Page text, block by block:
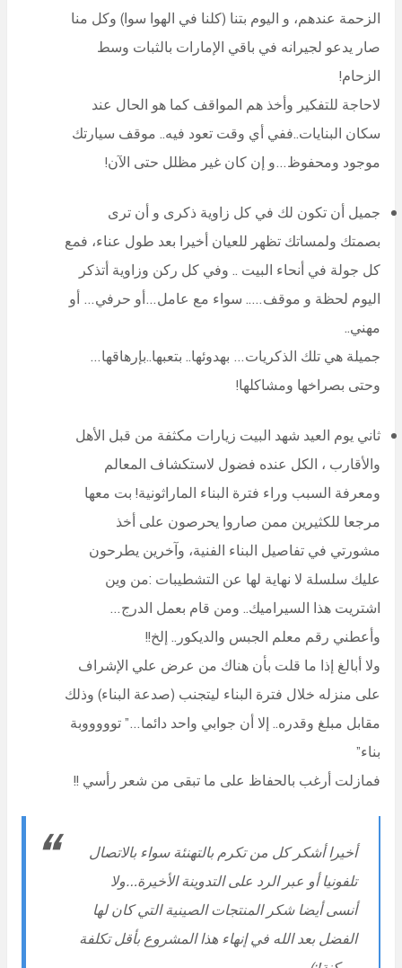
الزحمة عندهم، و اليوم بتنا (كلنا في الهوا سوا) وكل منا
صار يدعو لجيرانه في باقي الإمارات بالثبات وسط
الزحام!
لاحاجة للتفكير وأخذ هم المواقف كما هو الحال عند
سكان البنايات..ففي أي وقت تعود فيه.. موقف سيارتك
موجود ومحفوظ…و إن كان غير مظلل حتى الآن!
جميل أن تكون لك في كل زاوية ذكرى و أن ترى
بصمتك ولمساتك تظهر للعيان أخيرا بعد طول عناء، فمع
كل جولة في أنحاء البيت .. وفي كل ركن وزاوية أتذكر
اليوم لحظة و موقف….. سواء مع عامل…أو حرفي… أو
مهني..
جميلة هي تلك الذكريات… بهدوئها.. بتعبها..بإرهاقها…
وحتى بصراخها ومشاكلها!
ثاني يوم العيد شهد البيت زيارات مكثفة من قبل الأهل
والأقارب ، الكل عنده فضول لاستكشاف المعالم
ومعرفة السبب وراء فترة البناء الماراثونية! بت معها
مرجعا للكثيرين ممن صاروا يحرصون على أخذ
مشورتي في تفاصيل البناء الفنية، وآخرين يطرحون
عليك سلسلة لا نهاية لها عن التشطيبات :من وين
اشتريت هذا السيراميك.. ومن قام بعمل الدرج…
وأعطني رقم معلم الجبس والديكور.. إلخ!!
ولا أبالغ إذا ما قلت بأن هناك من عرض علي الإشراف
على منزله خلال فترة البناء ليتجنب (صدعة البناء) وذلك
مقابل مبلغ وقدره.. إلا أن جوابي واحد دائما…” توووووبة
بناء”
فمازلت أرغب بالحفاظ على ما تبقى من شعر رأسي !!
أخيرا أشكر كل من تكرم بالتهنئة سواء بالاتصال
تلفونيا أو عبر الرد على التدوينة الأخيرة…ولا
أنسى أيضا شكر المنتجات الصينية التي كان لها
الفضل بعد الله في إنهاء هذا المشروع بأقل تكلفة